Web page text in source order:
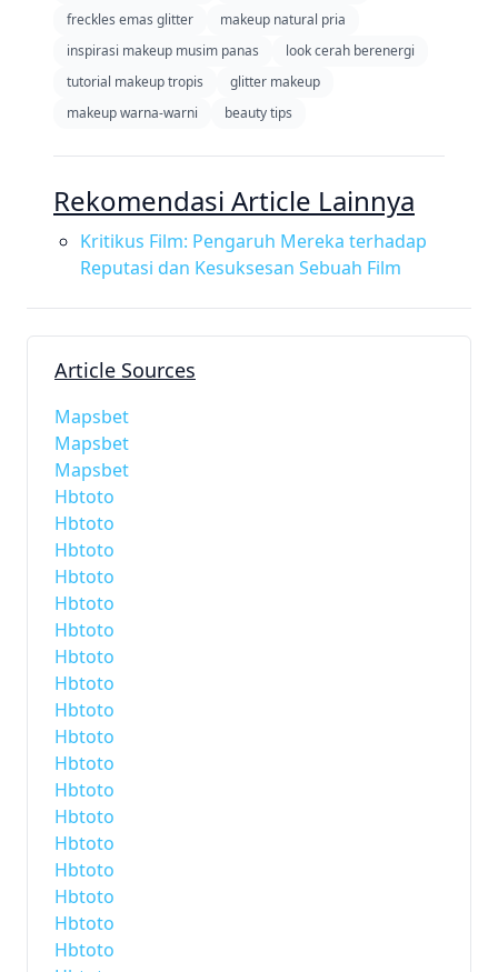
freckles emas glitter
makeup natural pria
inspirasi makeup musim panas
look cerah berenergi
tutorial makeup tropis
glitter makeup
makeup warna-warni
beauty tips
Rekomendasi Article Lainnya
Kritikus Film: Pengaruh Mereka terhadap
Reputasi dan Kesuksesan Sebuah Film
Article Sources
Mapsbet
Mapsbet
Mapsbet
Hbtoto
Hbtoto
Hbtoto
Hbtoto
Hbtoto
Hbtoto
Hbtoto
Hbtoto
Hbtoto
Hbtoto
Hbtoto
Hbtoto
Hbtoto
Hbtoto
Hbtoto
Hbtoto
Hbtoto
Hbtoto